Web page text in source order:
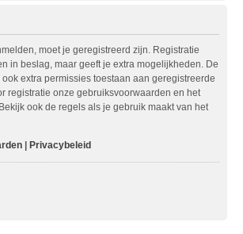
moet je geregistreerd zijn. Registratie
in beslag, maar geeft je extra mogelijkheden. De
extra permissies toestaan aan geregistreerde
registratie onze gebruiksvoorwaarden en het
ook de regels als je gebruik maakt van het
| Privacybeleid